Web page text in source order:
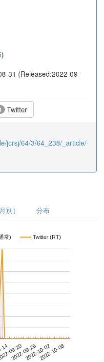
)
31 (Released:2022-09-
Twitter
jcrsj/64/3/64_238/_article/-
別） 分布
常) Twitter (RT)
09-20
2022-09-262022-10-022022-10-08